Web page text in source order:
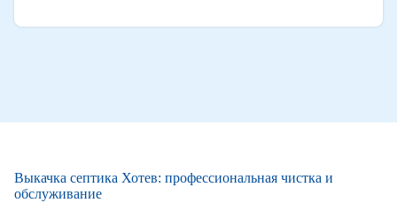
Выкачка септика Хотев: профессиональная чистка и
обслуживание